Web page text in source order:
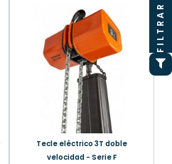
Tecle eléctrico 3T doble
velocidad - Serie F
FILTRAR